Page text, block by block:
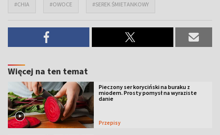
#CHIA #OWOCE #SEREK ŚMIETANKOWY
Więcej na ten temat
Pieczony ser koryciński na buraku z
miodem. Prosty pomysł na wyraziste
danie
Przepisy